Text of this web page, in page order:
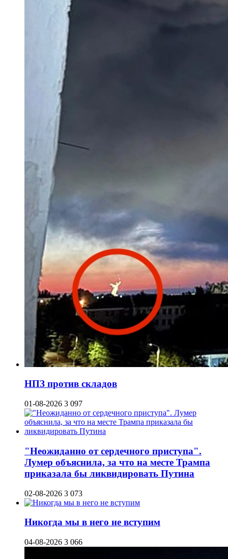
НПЗ против складов
01-08-2026 3 097
"Неожиданно от сердечного приступа".
Лумер объяснила, за что на месте Трампа
приказала бы ликвидировать Путина
02-08-2026 3 073
Никогда мы в него не вступим
04-08-2026 3 066